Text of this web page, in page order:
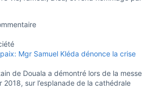
Mgr Samuel Kléda dénonce la crise
de Douala a démontré lors de la messe
sur l’esplanade de la cathédrale